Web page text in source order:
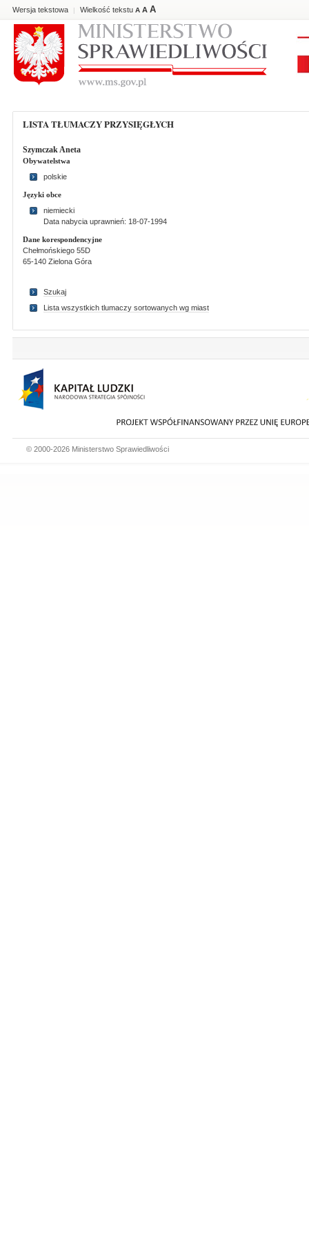
Wersja tekstowa | Wielkość tekstu A A A
LISTA TŁUMACZY PRZYSIĘGŁYCH
Szymczak Aneta
Obywatelstwa
polskie
Języki obce
niemiecki
Data nabycia uprawnień: 18-07-1994
Dane korespondencyjne
Chełmońskiego 55D
65-140 Zielona Góra
Szukaj
Lista wszystkich tlumaczy sortowanych wg miast
© 2000-2026 Ministerstwo Sprawiedliwości